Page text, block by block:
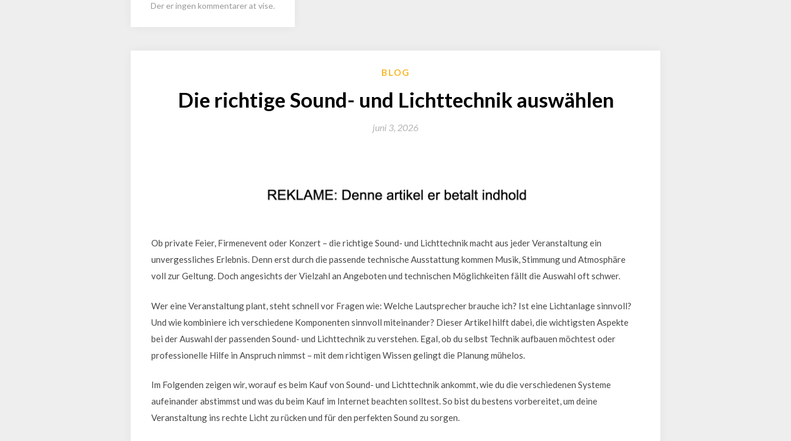
Der er ingen kommentarer at vise.
BLOG
Die richtige Sound- und Lichttechnik auswählen
juni 3, 2026
Ob private Feier, Firmenevent oder Konzert – die richtige Sound- und Lichttechnik macht aus jeder Veranstaltung ein
unvergessliches Erlebnis. Denn erst durch die passende technische Ausstattung kommen Musik, Stimmung und Atmosphäre
voll zur Geltung. Doch angesichts der Vielzahl an Angeboten und technischen Möglichkeiten fällt die Auswahl oft schwer.
Wer eine Veranstaltung plant, steht schnell vor Fragen wie: Welche Lautsprecher brauche ich? Ist eine Lichtanlage sinnvoll?
Und wie kombiniere ich verschiedene Komponenten sinnvoll miteinander? Dieser Artikel hilft dabei, die wichtigsten Aspekte
bei der Auswahl der passenden Sound- und Lichttechnik zu verstehen. Egal, ob du selbst Technik aufbauen möchtest oder
professionelle Hilfe in Anspruch nimmst – mit dem richtigen Wissen gelingt die Planung mühelos.
Im Folgenden zeigen wir, worauf es beim Kauf von Sound- und Lichttechnik ankommt, wie du die verschiedenen Systeme
aufeinander abstimmst und was du beim Kauf im Internet beachten solltest. So bist du bestens vorbereitet, um deine
Veranstaltung ins rechte Licht zu rücken und für den perfekten Sound zu sorgen.